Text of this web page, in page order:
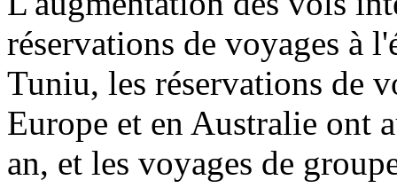
réservations de voyages à
Tuniu, les réservations de
Europe et en Australie ont
an, et les voyages de